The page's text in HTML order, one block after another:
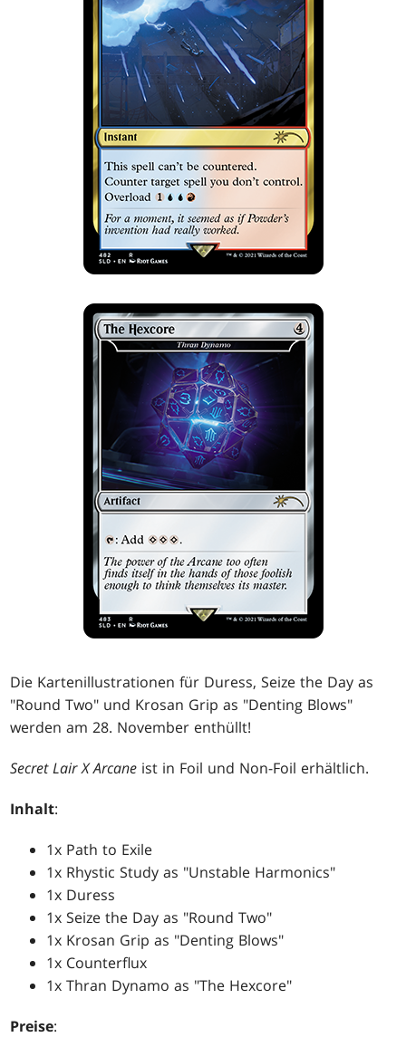
Die Kartenillustrationen für Duress, Seize the Day as
"Round Two" und Krosan Grip as "Denting Blows"
werden am 28. November enthüllt!
Secret Lair X Arcane ist in Foil und Non-Foil erhältlich.
Inhalt:
1x Path to Exile
1x Rhystic Study as "Unstable Harmonics"
1x Duress
1x Seize the Day as "Round Two"
1x Krosan Grip as "Denting Blows"
1x Counterflux
1x Thran Dynamo as "The Hexcore"
Preise: